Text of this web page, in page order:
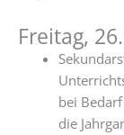
–
zwei
mitreißende
Vorstellungen
Freitag,
bei
die